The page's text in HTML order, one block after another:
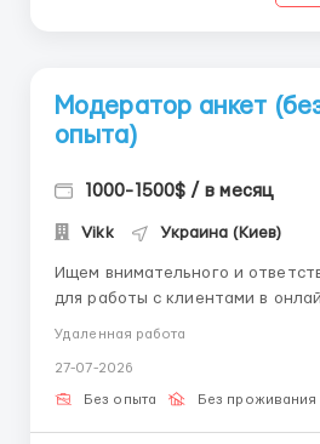
Модератор анкет
опыта)
1000-1500$ / в месяц
Vikk Украина (Киев)
Ищем внимательного и
для работы с клиентами в
полностью удалённая, без
текстовой переписки с
Поддержание актуальности
Удаленная работа
27-07-2026
Без опыта Без проживания